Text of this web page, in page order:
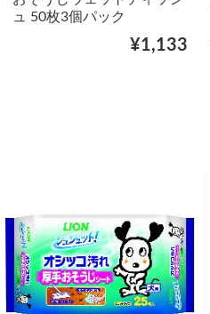
ュ 50枚3個パック
¥1,133